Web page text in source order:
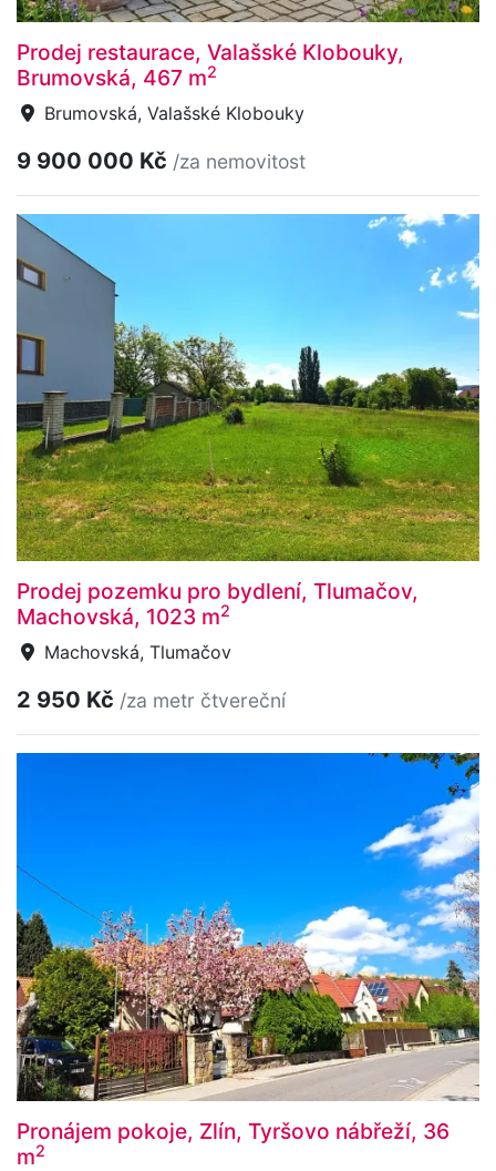
Prodej restaurace, Valašské Klobouky,
Brumovská, 467 m2
Brumovská, Valašské Klobouky
9 900 000 Kč /za nemovitost
Prodej pozemku pro bydlení, Tlumačov,
Machovská, 1023 m2
Machovská, Tlumačov
2 950 Kč /za metr čtvereční
Pronájem pokoje, Zlín, Tyršovo nábřeží, 36
m2